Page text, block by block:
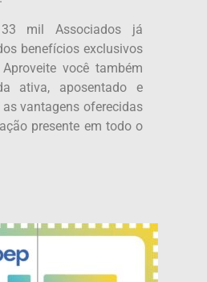
mil Associados já
benefícios exclusivos
Aproveite você também
ativa, aposentado e
vantagens oferecidas
presente em todo o